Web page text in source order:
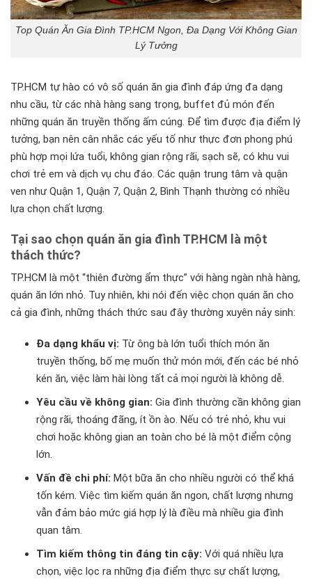
Top Quán Ăn Gia Đình TP.HCM Ngon, Đa Dạng Với Không Gian
Lý Tưởng
TP.HCM tự hào có vô số quán ăn gia đình đáp ứng đa dạng
nhu cầu, từ các nhà hàng sang trọng, buffet đủ món đến
những quán ăn truyền thống ấm cúng. Để tìm được địa điểm lý
tưởng, bạn nên cân nhắc các yếu tố như thực đơn phong phú
phù hợp mọi lứa tuổi, không gian rộng rãi, sạch sẽ, có khu vui
chơi trẻ em và dịch vụ chu đáo. Các quận trung tâm và quận
ven như Quận 1, Quận 7, Quận 2, Bình Thạnh thường có nhiều
lựa chọn chất lượng.
Tại sao chọn quán ăn gia đình TP.HCM là một
thách thức?
TP.HCM là một “thiên đường ẩm thực” với hàng ngàn nhà hàng,
quán ăn lớn nhỏ. Tuy nhiên, khi nói đến việc chọn quán ăn cho
cả gia đình, những thách thức sau đây thường xuyên nảy sinh:
Đa dạng khẩu vị: Từ ông bà lớn tuổi thích món ăn
truyền thống, bố mẹ muốn thử món mới, đến các bé nhỏ
kén ăn, việc làm hài lòng tất cả mọi người là không dễ.
Yêu cầu về không gian: Gia đình thường cần không gian
rộng rãi, thoáng đãng, ít ồn ào. Nếu có trẻ nhỏ, khu vui
chơi hoặc không gian an toàn cho bé là một điểm cộng
lớn.
Vấn đề chi phí: Một bữa ăn cho nhiều người có thể khá
tốn kém. Việc tìm kiếm quán ăn ngon, chất lượng nhưng
vẫn đảm bảo mức giá hợp lý là điều mà nhiều gia đình
quan tâm.
Tìm kiếm thông tin đáng tin cậy: Với quá nhiều lựa
chọn, việc lọc ra những địa điểm thực sự chất lượng,